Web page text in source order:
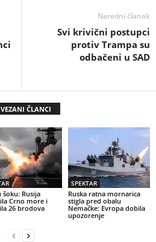
Naredni članak
Svi krivični postupci
protiv Trampa su
odbačeni u SAD
ČLANCI
šoku: Rusija
Crno more i
26 brodova
SPEKTAR
Ruska ratna mornarica
stigla pred obalu
Nemačke: Evropa dobila
upozorenje